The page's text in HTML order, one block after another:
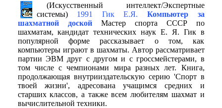
(Искусственный интеллект/Экспертные
системы) 1991 Гик Е.Я. Компьютер за
шахматной доскойМастер спорта СССР по
шахматам, кандидат технических наук Е. Я. Гик в
популярной форме рассказывает о том, как
компьютеры играют в шахматы. Автор рассматривает
партии ЭВМ друг с другом и с гроссмейстерами, в
том числе с чемпионами мира разных лет. Книга,
продолжающая внутрииздательскую серию 'Спорт в
твоей жизни', адресована учащимся средних и
старших классов, а также всем любителям шахмат и
вычислительной техники.